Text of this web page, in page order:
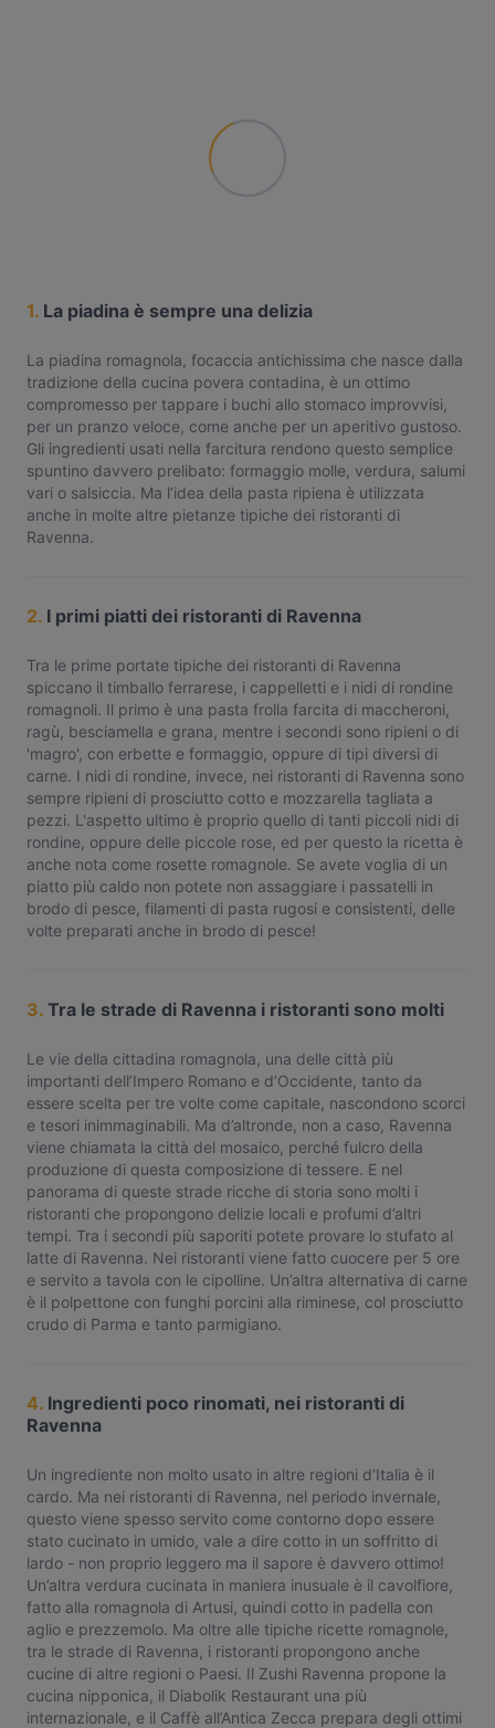
1. La piadina è sempre una delizia
La piadina romagnola, focaccia antichissima che nasce dalla
tradizione della cucina povera contadina, è un ottimo
compromesso per tappare i buchi allo stomaco improvvisi,
per un pranzo veloce, come anche per un aperitivo gustoso.
Gli ingredienti usati nella farcitura rendono questo semplice
spuntino davvero prelibato: formaggio molle, verdura, salumi
vari o salsiccia. Ma l’idea della pasta ripiena è utilizzata
anche in molte altre pietanze tipiche dei ristoranti di
Ravenna.
2. I primi piatti dei ristoranti di Ravenna
Tra le prime portate tipiche dei ristoranti di Ravenna
spiccano il timballo ferrarese, i cappelletti e i nidi di rondine
romagnoli. Il primo è una pasta frolla farcita di maccheroni,
ragù, besciamella e grana, mentre i secondi sono ripieni o di
'magro', con erbette e formaggio, oppure di tipi diversi di
carne. I nidi di rondine, invece, nei ristoranti di Ravenna sono
sempre ripieni di prosciutto cotto e mozzarella tagliata a
pezzi. L'aspetto ultimo è proprio quello di tanti piccoli nidi di
rondine, oppure delle piccole rose, ed per questo la ricetta è
anche nota come rosette romagnole. Se avete voglia di un
piatto più caldo non potete non assaggiare i passatelli in
brodo di pesce, filamenti di pasta rugosi e consistenti, delle
volte preparati anche in brodo di pesce!
3. Tra le strade di Ravenna i ristoranti sono molti
Le vie della cittadina romagnola, una delle città più
importanti dell’Impero Romano e d’Occidente, tanto da
essere scelta per tre volte come capitale, nascondono scorci
e tesori inimmaginabili. Ma d’altronde, non a caso, Ravenna
viene chiamata la città del mosaico, perché fulcro della
produzione di questa composizione di tessere. E nel
panorama di queste strade ricche di storia sono molti i
ristoranti che propongono delizie locali e profumi d’altri
tempi. Tra i secondi più saporiti potete provare lo stufato al
latte di Ravenna. Nei ristoranti viene fatto cuocere per 5 ore
e servito a tavola con le cipolline. Un’altra alternativa di carne
è il polpettone con funghi porcini alla riminese, col prosciutto
crudo di Parma e tanto parmigiano.
4. Ingredienti poco rinomati, nei ristoranti di
Ravenna
Un ingrediente non molto usato in altre regioni d’Italia è il
cardo. Ma nei ristoranti di Ravenna, nel periodo invernale,
questo viene spesso servito come contorno dopo essere
stato cucinato in umido, vale a dire cotto in un soffritto di
lardo - non proprio leggero ma il sapore è davvero ottimo!
Un’altra verdura cucinata in maniera inusuale è il cavolfiore,
fatto alla romagnola di Artusi, quindi cotto in padella con
aglio e prezzemolo. Ma oltre alle tipiche ricette romagnole,
tra le strade di Ravenna, i ristoranti propongono anche
cucine di altre regioni o Paesi. Il Zushi Ravenna propone la
cucina nipponica, il Diabolik Restaurant una più
internazionale, e il Caffè all’Antica Zecca prepara degli ottimi